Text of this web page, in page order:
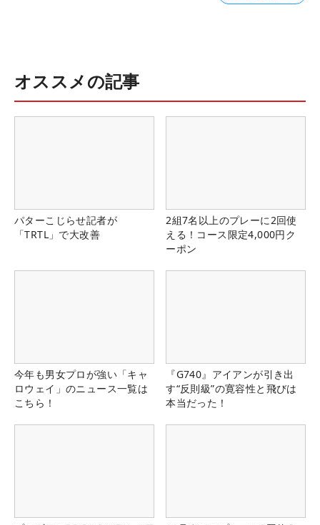
オススメの記事
パターこじらせ記者が
「TRTL」で大改善
2組7名以上のプレーに2回使
える！コース限定4,000円ク
ーポン
今年も男女プロが強い「キャ
ロウェイ」のニュース一覧は
こちら！
『G740』アイアンが引き出
す“反則級”の寛容性と飛びは
本当だった！